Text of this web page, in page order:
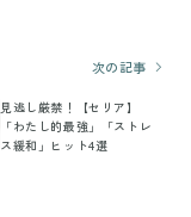
次の記事
見逃し厳禁！【セリア】
「わたし的最強」「ストレ
ス緩和」ヒット4選